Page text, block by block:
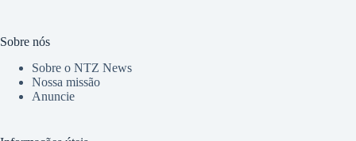
Sobre nós
Sobre o NTZ News
Nossa missão
Anuncie